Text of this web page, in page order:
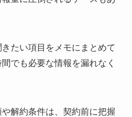
たい項目をメモにまとめて
でも必要な情報を漏れなく
解約条件は、契約前に把握